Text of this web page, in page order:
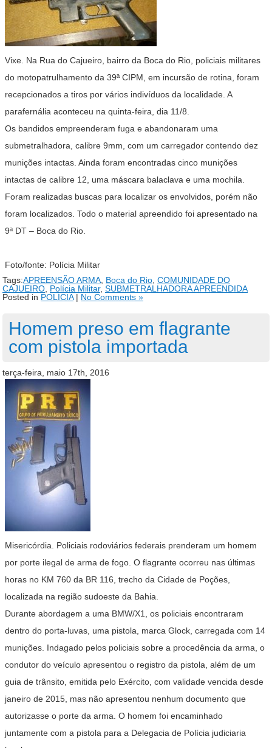
Vixe. Na Rua do Cajueiro, bairro da Boca do Rio, policiais militares
do motopatrulhamento da 39ª CIPM, em incursão de rotina, foram
recepcionados a tiros por vários indivíduos da localidade. A
parafernália aconteceu na quinta-feira, dia 11/8.
Os bandidos empreenderam fuga e abandonaram uma
submetralhadora, calibre 9mm, com um carregador contendo dez
munições intactas. Ainda foram encontradas cinco munições
intactas de calibre 12, uma máscara balaclava e uma mochila.
Foram realizadas buscas para localizar os envolvidos, porém não
foram localizados. Todo o material apreendido foi apresentado na
9ª DT – Boca do Rio.
Foto/fonte: Polícia Militar
Tags:APREENSÃO ARMA Boca do Rio COMUNIDADE DO
CAJUEIRO Polícia Militar, SUBMETRALHADORA APREENDIDA
Posted in POLÍCIA| No Comments »
Homem preso em flagrante
com pistola importada
terça-feira, maio 17th, 2016
Misericórdia. Policiais rodoviários federais prenderam um homem
por porte ilegal de arma de fogo. O flagrante ocorreu nas últimas
horas no KM 760 da BR 116, trecho da Cidade de Poções,
localizada na região sudoeste da Bahia.
Durante abordagem a uma BMW/X1, os policiais encontraram
dentro do porta-luvas, uma pistola, marca Glock, carregada com 14
munições. Indagado pelos policiais sobre a procedência da arma, o
condutor do veículo apresentou o registro da pistola, além de um
guia de trânsito, emitida pelo Exército, com validade vencida desde
janeiro de 2015, mas não apresentou nenhum documento que
autorizasse o porte da arma. O homem foi encaminhado
juntamente com a pistola para a Delegacia de Polícia judiciaria